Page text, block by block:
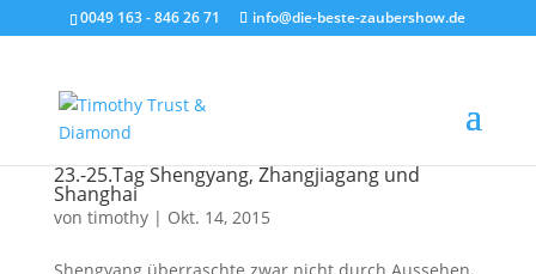
0049 163 - 846 26 71 info@die-beste-zaubershow.de
23.-25.Tag Shengyang, Zhangjiagang und
Shanghai
von timothy| Okt. 14, 2015